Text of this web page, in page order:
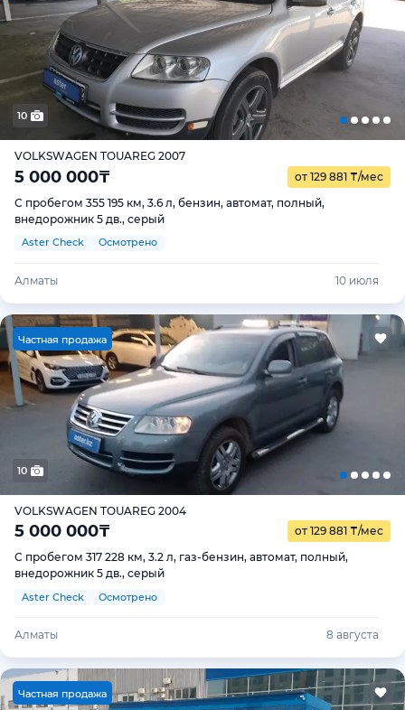
10
VOLKSWAGEN TOUAREG 2007
5 000 000₸ от 129 881 ₸/мес
С пробегом 355 195 км, 3.6 л, бензин, автомат, полный,
внедорожник 5 дв., серый
Aster Check Осмотрено
Алматы 10 июля
Частная продажа
10
VOLKSWAGEN TOUAREG 2004
5 000 000₸ от 129 881 ₸/мес
С пробегом 317 228 км, 3.2 л, газ-бензин, автомат, полный,
внедорожник 5 дв., серый
Aster Check Осмотрено
Алматы 8 августа
Частная продажа